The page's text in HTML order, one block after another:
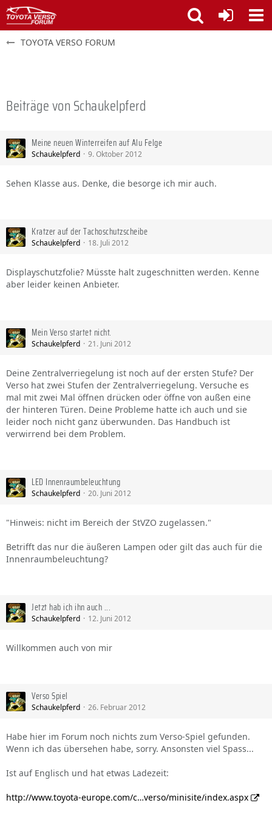
TOYOTA VERSO FORUM
Beiträge von Schaukelpferd
Meine neuen Winterreifen auf Alu Felge
Schaukelpferd 9. Oktober 2012
Sehen Klasse aus. Denke, die besorge ich mir auch.
Kratzer auf der Tachoschutzscheibe
Schaukelpferd 18. Juli 2012
Displayschutzfolie? Müsste halt zugeschnitten werden. Kenne
aber leider keinen Anbieter.
Mein Verso startet nicht.
Schaukelpferd 21. Juni 2012
Deine Zentralverriegelung ist noch auf der ersten Stufe? Der
Verso hat zwei Stufen der Zentralverriegelung. Versuche es
mal mit zwei Mal öffnen drücken oder öffne von außen eine
der hinteren Türen. Deine Probleme hatte ich auch und sie
leider noch nicht ganz überwunden. Das Handbuch ist
verwirrend bei dem Problem.
LED Innenraumbeleuchtung
Schaukelpferd 20. Juni 2012
"Hinweis: nicht im Bereich der StVZO zugelassen."
Betrifft das nur die äußeren Lampen oder gilt das auch für die
Innenraumbeleuchtung?
Jetzt hab ich ihn auch ...
Schaukelpferd 12. Juni 2012
Willkommen auch von mir
Verso Spiel
Schaukelpferd 26. Februar 2012
Habe hier im Forum noch nichts zum Verso-Spiel gefunden.
Wenn ich das übersehen habe, sorry. Ansonsten viel Spass...
Ist auf Englisch und hat etwas Ladezeit:
http://www.toyota-europe.com/c…verso/minisite/index.aspx